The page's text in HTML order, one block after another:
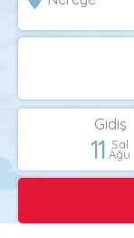
Gidiş
11 Sal
Ağu